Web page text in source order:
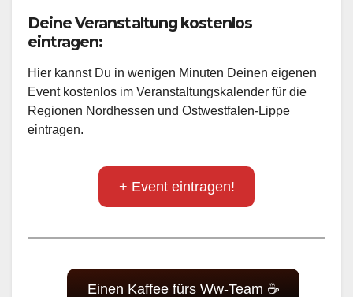
Deine Veranstaltung kostenlos
eintragen:
Hier kannst Du in wenigen Minuten Deinen eigenen
Event kostenlos im Veranstaltungskalender für die
Regionen Nordhessen und Ostwestfalen-Lippe
eintragen.
+ Event eintragen!
Einen Kaffee fürs Ww-Team ☕